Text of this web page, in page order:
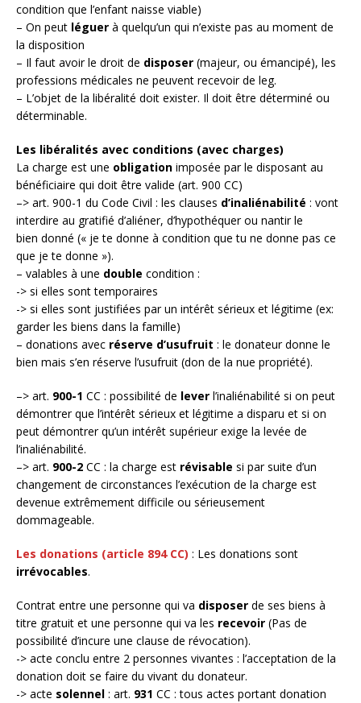
condition que l’enfant naisse viable)
– On peut léguer à quelqu’un qui n’existe pas au moment de
la disposition
– Il faut avoir le droit de disposer (majeur, ou émancipé), les
professions médicales ne peuvent recevoir de leg.
– L’objet de la libéralité doit exister. Il doit être déterminé ou
déterminable.
Les libéralités avec conditions (avec charges)
La charge est une obligation imposée par le disposant au
bénéficiaire qui doit être valide (art. 900 CC)
–> art. 900-1 du Code Civil : les clauses d’inaliénabilité : vont
interdire au gratifié d’aliéner, d’hypothéquer ou nantir le
bien donné (« je te donne à condition que tu ne donne pas ce
que je te donne »).
– valables à une double condition :
-> si elles sont temporaires
-> si elles sont justifiées par un intérêt sérieux et légitime (ex:
garder les biens dans la famille)
– donations avec réserve d’usufruit : le donateur donne le
bien mais s’en réserve l’usufruit (don de la nue propriété).
–> art. 900-1 CC : possibilité de lever l’inaliénabilité si on peut
démontrer que l’intérêt sérieux et légitime a disparu et si on
peut démontrer qu’un intérêt supérieur exige la levée de
l’inaliénabilité.
–> art. 900-2 CC : la charge est révisable si par suite d’un
changement de circonstances l’exécution de la charge est
devenue extrêmement difficile ou sérieusement
dommageable.
Les donations (article 894 CC) : Les donations sont
irrévocables.
Contrat entre une personne qui va disposer de ses biens à
titre gratuit et une personne qui va les recevoir (Pas de
possibilité d’incure une clause de révocation).
-> acte conclu entre 2 personnes vivantes : l’acceptation de la
donation doit se faire du vivant du donateur.
-> acte solennel : art. 931 CC : tous actes portant donation